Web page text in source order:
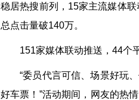
稳居热搜前列，15家主流媒体
总点击量破140万。
151家媒体联动推送，44个
“委员代言可信、场景好玩
好车票！”活动期间，网友的热